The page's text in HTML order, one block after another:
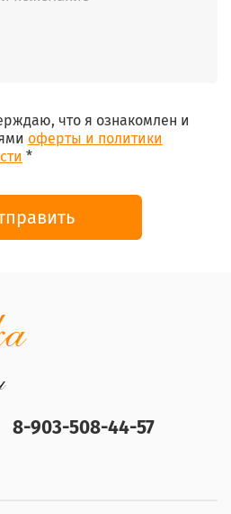
что я ознакомлен и
оферты и политики
*
8-903-508-44-57